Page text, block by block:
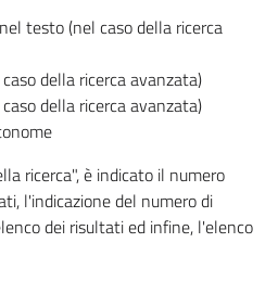
testo (nel caso della ricerca
della ricerca avanzata)
della ricerca avanzata)
ricerca", è indicato il numero
l'indicazione del numero di
dei risultati ed infine, l'elenco